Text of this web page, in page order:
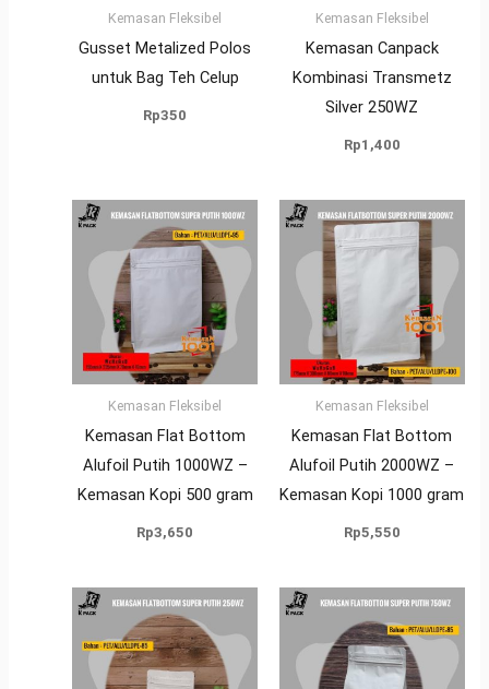
Kemasan Fleksibel
Gusset Metalized Polos
untuk Bag Teh Celup
Rp350
Kemasan Fleksibel
Kemasan Canpack
Kombinasi Transmetz
Silver 250WZ
Rp1,400
Kemasan Fleksibel
Kemasan Flat Bottom
Alufoil Putih 1000WZ –
Kemasan Kopi 500 gram
Rp3,650
Kemasan Fleksibel
Kemasan Flat Bottom
Alufoil Putih 2000WZ –
Kemasan Kopi 1000 gram
Rp5,550